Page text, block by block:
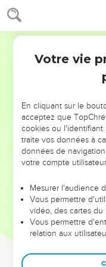
NE
ET SI LEURS
leur foi ou leur vision.
et les saisons difficiles
sont
Dans cette
clés pour avancer
Votre vie
En cliquant sur le
acceptez que
cookies ou l'identifiant
traite vos données à
données de
votre compte
Mesurer l'audience
Vous permettre
vidéo, des cartes
Vous permettre
relation aux